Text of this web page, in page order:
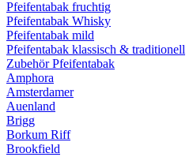
Pfeifentabak fruchtig
Pfeifentabak Whisky
Pfeifentabak mild
Pfeifentabak klassisch & traditionell
Zubehör Pfeifentabak
Amphora
Amsterdamer
Auenland
Brigg
Borkum Riff
Brookfield